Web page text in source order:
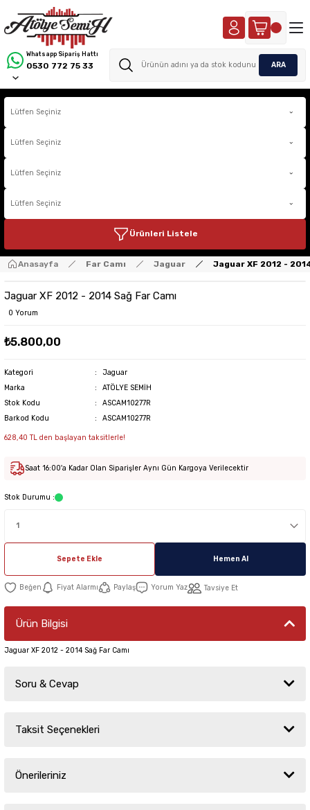
Whatsapp Sipariş Hattı
0530 772 75 33 ARA
Ürünleri Listele
Anasayfa Far Camı Jaguar Jaguar XF 2012 -
Jaguar XF 2012 - 2014 Sağ Far Camı
0 Yorum
₺5.800,00
Kategori
Jaguar
Marka
ATÖLYE SEMİH
Stok Kodu
ASCAM10277R
Barkod Kodu
ASCAM10277R
628,40 TL den başlayan taksitlerle!
Saat 16:00'a Kadar Olan Siparişler Aynı Gün Kargoya Verilecektir
Stok Durumu :
Sepete Ekle Hemen Al
Fiyat Alarmı Paylaş Yorum Yaz Tavsiye Et
Ürün Bilgisi
Jaguar XF 2012 - 2014 Sağ Far Camı
Soru & Cevap
Ürün hakkında henüz soru sorulmamış.
Taksit Seçenekleri
Önerileriniz